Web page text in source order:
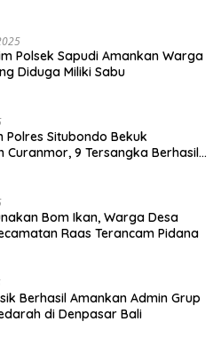
Polsek Sapudi Amankan Warga
Diduga Miliki Sabu
Polres Situbondo Bekuk
Curanmor, 9 Tersangka Berhasil
Bom Ikan, Warga Desa
Raas Terancam Pidana
Berhasil Amankan Admin Grup
di Denpasar Bali